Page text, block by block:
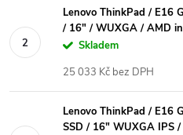
Lenovo ThinkPad / E16
/ 16" / WUXGA / AMD
Skladem
25 033 Kč bez DPH
Lenovo ThinkPad / E16
SSD / 16" WUXGA IPS